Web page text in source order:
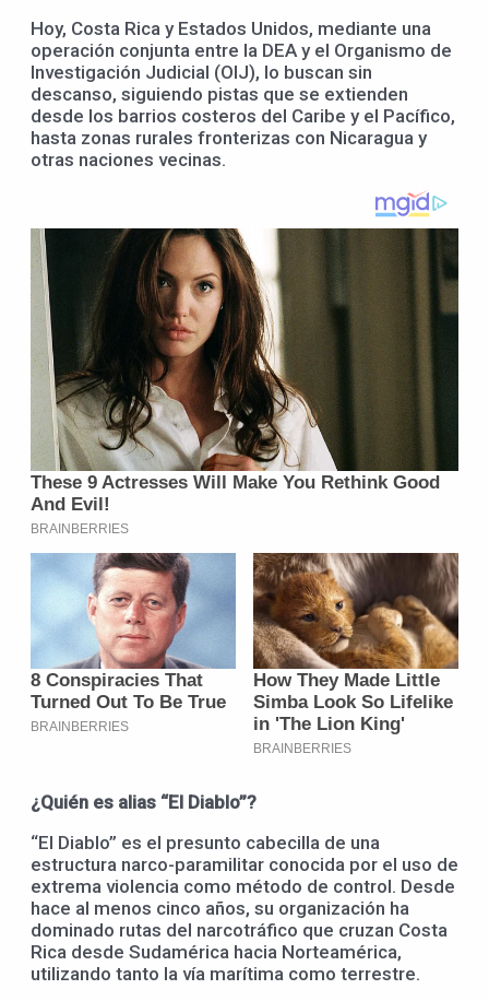
Hoy, Costa Rica y Estados Unidos, mediante una
operación conjunta entre la DEA y el Organismo de
Investigación Judicial (OIJ), lo buscan sin
descanso, siguiendo pistas que se extienden
desde los barrios costeros del Caribe y el Pacífico,
hasta zonas rurales fronterizas con Nicaragua y
otras naciones vecinas.
¿Quién es alias “El Diablo”?
“El Diablo” es el presunto cabecilla de una
estructura narco-paramilitar conocida por el uso de
extrema violencia como método de control. Desde
hace al menos cinco años, su organización ha
dominado rutas del narcotráfico que cruzan Costa
Rica desde Sudamérica hacia Norteamérica,
utilizando tanto la vía marítima como terrestre.